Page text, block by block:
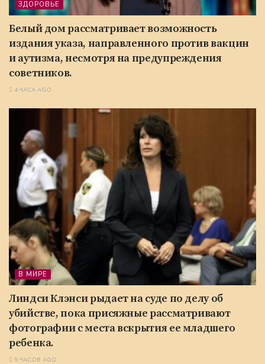
ЗДОРОВЬЕ
Белый дом рассматривает возможность
издания указа, направленного против вакцин
и аутизма, несмотря на предупреждения
советников.
4 ЧАСА AGO
В МИРЕ
Линдси Клэнси рыдает на суде по делу об
убийстве, пока присяжные рассматривают
фотографии с места вскрытия ее младшего
ребенка.
5 ЧАСОВ AGO